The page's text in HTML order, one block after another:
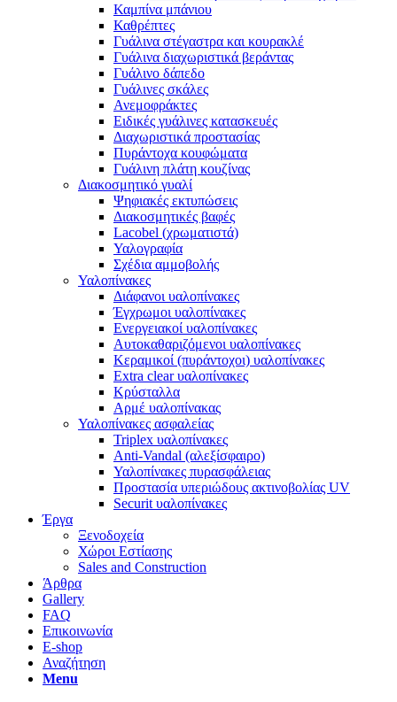
Καμπίνα μπάνιου
Καθρέπτες
Γυάλινα στέγαστρα και κουρακλέ
Γυάλινα διαχωριστικά βεράντας
Γυάλινο δάπεδο
Γυάλινες σκάλες
Ανεμοφράκτες
Ειδικές γυάλινες κατασκευές
Διαχωριστικά προστασίας
Πυράντοχα κουφώματα
Γυάλινη πλάτη κουζίνας
Διακοσμητικό γυαλί
Ψηφιακές εκτυπώσεις
Διακοσμητικές βαφές
Lacobel (χρωματιστά)
Υαλογραφία
Σχέδια αμμοβολής
Υαλοπίνακες
Διάφανοι υαλοπίνακες
Έγχρωμοι υαλοπίνακες
Ενεργειακοί υαλοπίνακες
Αυτοκαθαριζόμενοι υαλοπίνακες
Κεραμικοί (πυράντοχοι) υαλοπίνακες
Extra clear υαλοπίνακες
Κρύσταλλα
Αρμέ υαλοπίνακας
Υαλοπίνακες ασφαλείας​
Triplex υαλοπίνακες
Anti-Vandal (αλεξίσφαιρο)
Υαλοπίνακες πυρασφάλειας
Προστασία υπεριώδους ακτινοβολίας UV
Securit υαλοπίνακες
Έργα
Ξενοδοχεία
Χώροι Εστίασης
Sales and Construction
Άρθρα
Gallery
FAQ
Επικοινωνία
E-shop
Αναζήτηση
Menu